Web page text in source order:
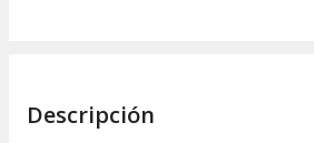
Descripción